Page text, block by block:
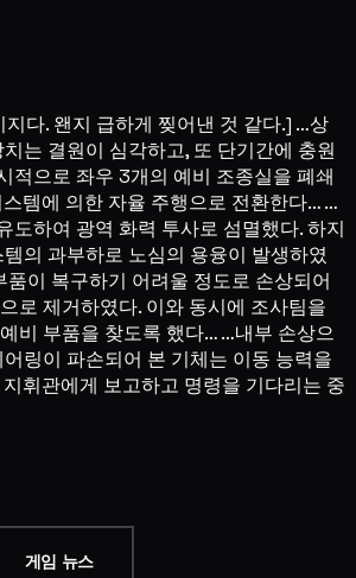
다. 왠지 급하게 찢어낸 것 같다.] …상
는 결원이 심각하고, 또 단기간에 충원
적으로 좌우 3개의 예비 조종실을 폐쇄
템에 의한 자율 주행으로 전환한다… …
도하여 광역 화력 투사로 섬멸했다. 하지
의 과부하로 노심의 용융이 발생하였
품이 복구하기 어려울 정도로 손상되어
로 제거하였다. 이와 동시에 조사팀을
비 부품을 찾도록 했다… …내부 손상으
링이 파손되어 본 기체는 이동 능력을
휘관에게 보고하고 명령을 기다리는 중
게임 뉴스